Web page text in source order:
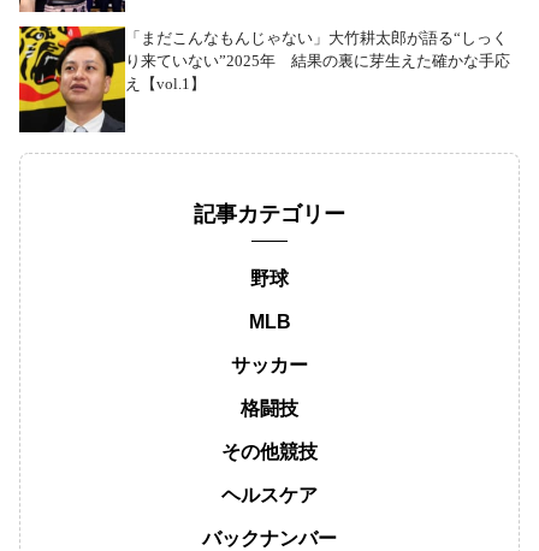
「まだこんなもんじゃない」大竹耕太郎が語る“しっく
り来ていない”2025年 結果の裏に芽生えた確かな手応
え【vol.1】
記事カテゴリー
野球
MLB
サッカー
格闘技
その他競技
ヘルスケア
バックナンバー